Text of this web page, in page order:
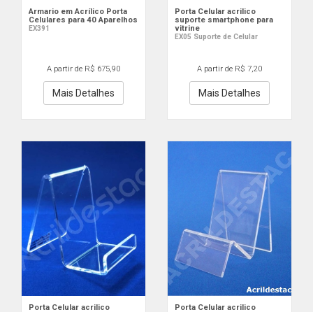
Armario em Acrílico Porta
Celulares para 40 Aparelhos
EX391
A partir de R$ 675,90
Mais Detalhes
Porta Celular acrilico
suporte smartphone para
vitrine
EX05 Suporte de Celular
A partir de R$ 7,20
Mais Detalhes
Porta Celular acrilico
Porta Celular acrilico